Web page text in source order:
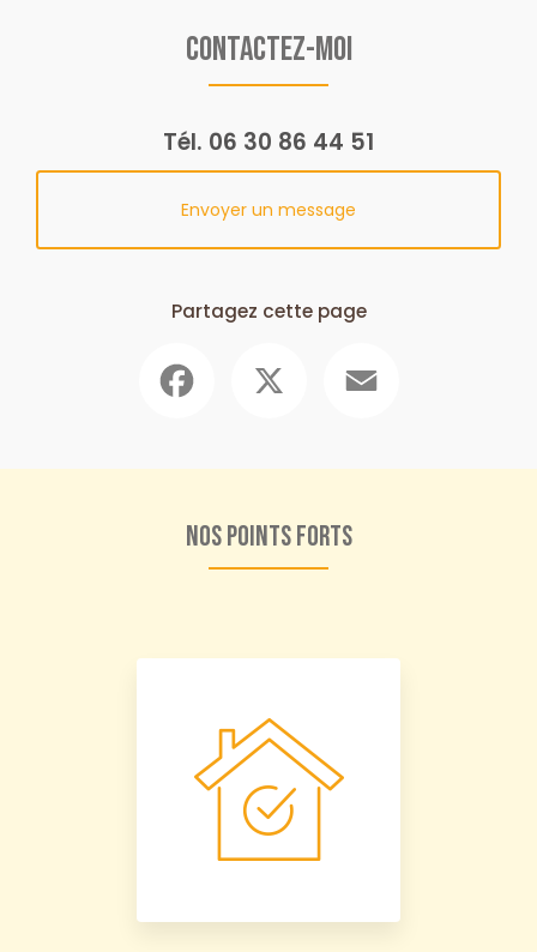
Contactez-moi
Tél. 06 30 86 44 51
Envoyer un message
Partagez cette page
Nos points forts